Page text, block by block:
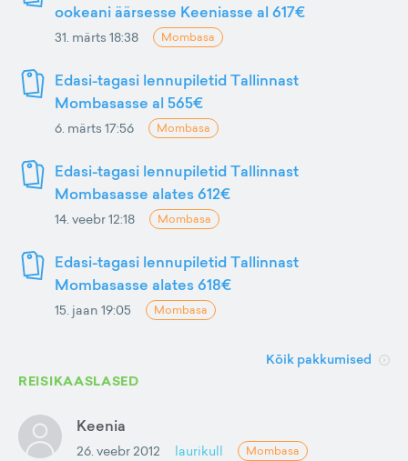
ookeani äärsesse Keeniasse al 617€
31. märts 18:38 Mombasa
Edasi-tagasi lennupiletid Tallinnast
Mombasasse al 565€
6. märts 17:56 Mombasa
Edasi-tagasi lennupiletid Tallinnast
Mombasasse alates 612€
14. veebr 12:18 Mombasa
Edasi-tagasi lennupiletid Tallinnast
Mombasasse alates 618€
15. jaan 19:05 Mombasa
Kõik pakkumised
REISIKAASLASED
Keenia
26. veebr 2012 laurikull Mombasa